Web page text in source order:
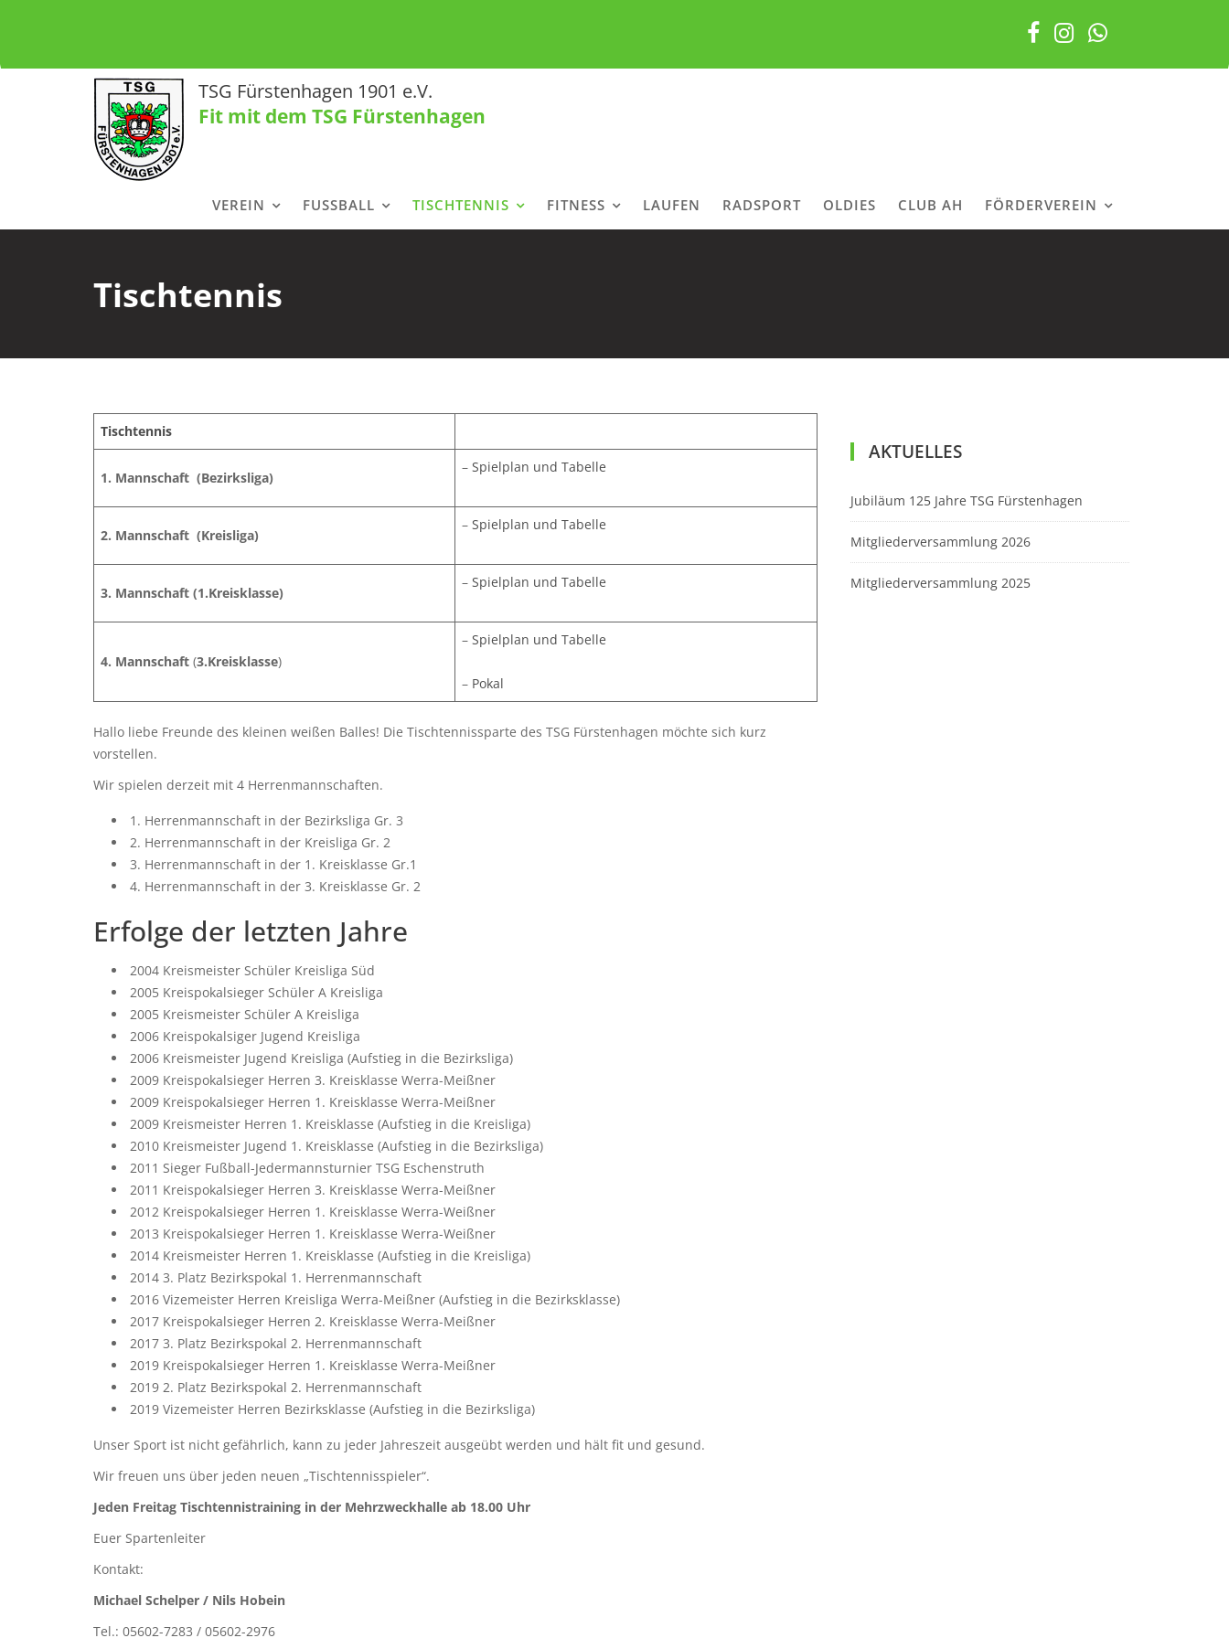
TSG Fürstenhagen 1901 e.V.
Fit mit dem TSG Fürstenhagen
VEREIN FUSSBALL TISCHTENNIS FITNESS LAUFEN RADSPORT OLDIES CLUB AH FÖRDERVEREIN
Tischtennis
Tischtennis
1. Mannschaft (Bezirksliga)
– Spielplan und Tabelle
2. Mannschaft (Kreisliga)
– Spielplan und Tabelle
3. Mannschaft (1.Kreisklasse)
– Spielplan und Tabelle
4. Mannschaft (3.Kreisklasse)
– Spielplan und Tabelle
– Pokal
Hallo liebe Freunde des kleinen weißen Balles! Die Tischtennissparte des TSG Fürstenhagen möchte sich kurz
vorstellen.
Wir spielen derzeit mit 4 Herrenmannschaften.
1. Herrenmannschaft in der Bezirksliga Gr. 3
2. Herrenmannschaft in der Kreisliga Gr. 2
3. Herrenmannschaft in der 1. Kreisklasse Gr.1
4. Herrenmannschaft in der 3. Kreisklasse Gr. 2
Erfolge der letzten Jahre
2004 Kreismeister Schüler Kreisliga Süd
2005 Kreispokalsieger Schüler A Kreisliga
2005 Kreismeister Schüler A Kreisliga
2006 Kreispokalsiger Jugend Kreisliga
2006 Kreismeister Jugend Kreisliga (Aufstieg in die Bezirksliga)
2009 Kreispokalsieger Herren 3. Kreisklasse Werra-Meißner
2009 Kreispokalsieger Herren 1. Kreisklasse Werra-Meißner
2009 Kreismeister Herren 1. Kreisklasse (Aufstieg in die Kreisliga)
2010 Kreismeister Jugend 1. Kreisklasse (Aufstieg in die Bezirksliga)
2011 Sieger Fußball-Jedermannsturnier TSG Eschenstruth
2011 Kreispokalsieger Herren 3. Kreisklasse Werra-Meißner
2012 Kreispokalsieger Herren 1. Kreisklasse Werra-Weißner
2013 Kreispokalsieger Herren 1. Kreisklasse Werra-Weißner
2014 Kreismeister Herren 1. Kreisklasse (Aufstieg in die Kreisliga)
2014 3. Platz Bezirkspokal 1. Herrenmannschaft
2016 Vizemeister Herren Kreisliga Werra-Meißner (Aufstieg in die Bezirksklasse)
2017 Kreispokalsieger Herren 2. Kreisklasse Werra-Meißner
2017 3. Platz Bezirkspokal 2. Herrenmannschaft
2019 Kreispokalsieger Herren 1. Kreisklasse Werra-Meißner
2019 2. Platz Bezirkspokal 2. Herrenmannschaft
2019 Vizemeister Herren Bezirksklasse (Aufstieg in die Bezirksliga)
Unser Sport ist nicht gefährlich, kann zu jeder Jahreszeit ausgeübt werden und hält fit und gesund.
Wir freuen uns über jeden neuen „Tischtennisspieler“.
Jeden Freitag Tischtennistraining in der Mehrzweckhalle ab 18.00 Uhr
Euer Spartenleiter
Kontakt:
Michael Schelper / Nils Hobein
Tel.: 05602-7283 / 05602-2976
AKTUELLES
Jubiläum 125 Jahre TSG Fürstenhagen
Mitgliederversammlung 2026
Mitgliederversammlung 2025